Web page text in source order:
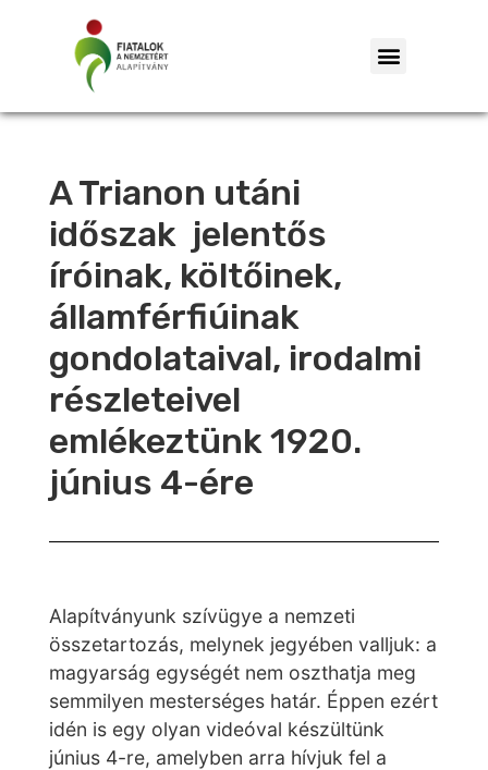
A Trianon utáni
időszak jelentős
íróinak, költőinek,
államférfiúinak
gondolataival, irodalmi
részleteivel
emlékeztünk 1920.
június 4-ére
Alapítványunk szívügye a nemzeti
összetartozás, melynek jegyében valljuk: a
magyarság egységét nem oszthatja meg
semmilyen mesterséges határ. Éppen ezért
idén is egy olyan videóval készültünk
június 4-re, amelyben arra hívjuk fel a